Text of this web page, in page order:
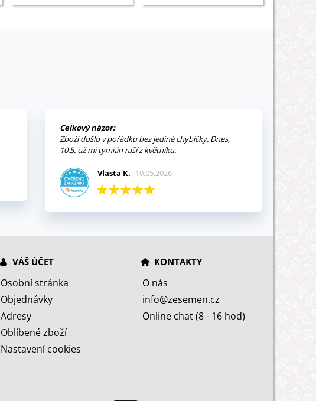
Celkový názor:
Zboží došlo v pořádku bez jediné chybičky. Dnes,
10.5. už mi tymián raší z květníku.
Vlasta K. 10.05.2026
VÁŠ ÚČET
Osobní stránka
Objednávky
Adresy
Oblíbené zboží
Nastavení cookies
KONTAKTY
O nás
info@zesemen.cz
Online chat (8 - 16 hod)